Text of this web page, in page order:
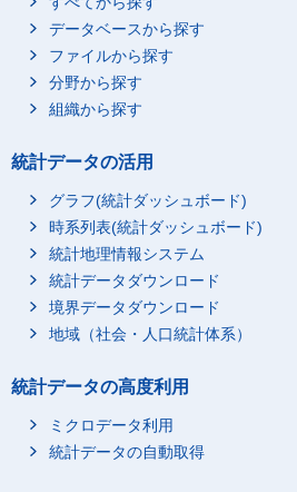
データベースから探す
ファイルから探す
分野から探す
組織から探す
統計データの活用
グラフ(統計ダッシュボード)
時系列表(統計ダッシュボード)
統計地理情報システム
統計データダウンロード
境界データダウンロード
地域（社会・人口統計体系）
統計データの高度利用
ミクロデータ利用
統計データの自動取得